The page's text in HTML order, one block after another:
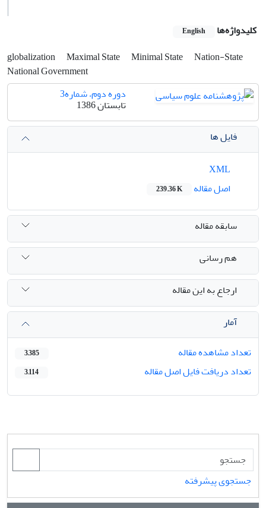
کلیدواژه‌ها English
globalization Maximal State Minimal State
Nation-State
National Government
دوره دوم، شماره3
تابستان 1386
فایل ها
اصل مقاله
239.36 K
سابقه مقاله
هم رسانی
ارجاع به این مقاله
آمار
تعداد مشاهده مقاله
3,385
تعداد دریافت فایل اصل مقاله 3,114
جستجوی پیشرفته